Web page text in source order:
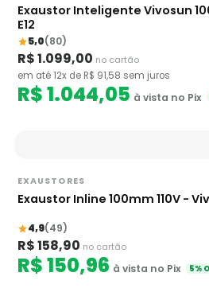
Exaustor Inteligente Vivosun
E12
5,0(80)
R$ 1.099,00 no cartão
em até 12x de R$ 91,58 sem juros
R$ 1.044,05 à vista no Pix
EXAUSTORES
Exaustor Inline 100mm 110V -
4,9(49)
R$ 158,90 no cartão
R$ 150,96 à vista no Pix 5%